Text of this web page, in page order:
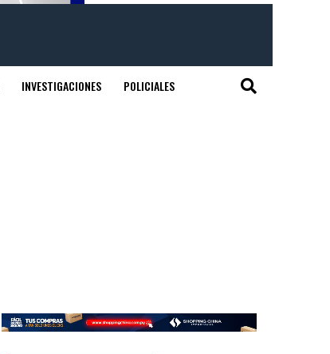
INVESTIGACIONES POLICIALES